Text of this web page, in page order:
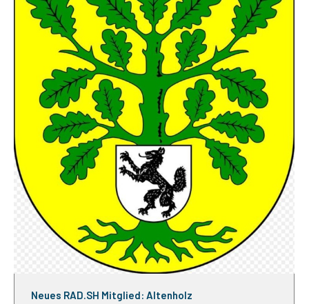
Neues RAD.SH Mitglied: Altenholz